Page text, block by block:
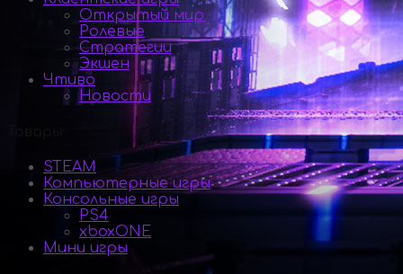
Открытый мир
Ролевые
Стратегии
Экшен
Чтиво
Новости
STEAM
Компьютерные игры
Консольные игры
PS4
xboxONE
Мини игры